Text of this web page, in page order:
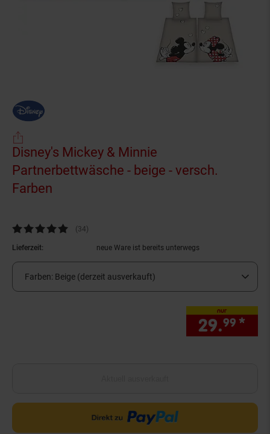
Disney's Mickey & Minnie
Partnerbettwäsche - beige - versch.
Farben
Kundenbewertung: 4,82 von 5 Sternen
(34Kundenbewertungen
)
Lieferzeit: neue Ware ist bereits unterwegs
Farben: Beige (derzeit ausverkauft)
nur
29.99 *